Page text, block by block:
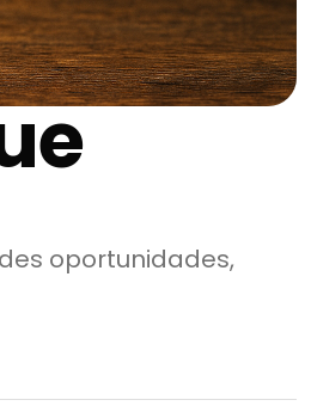
oportunidades,